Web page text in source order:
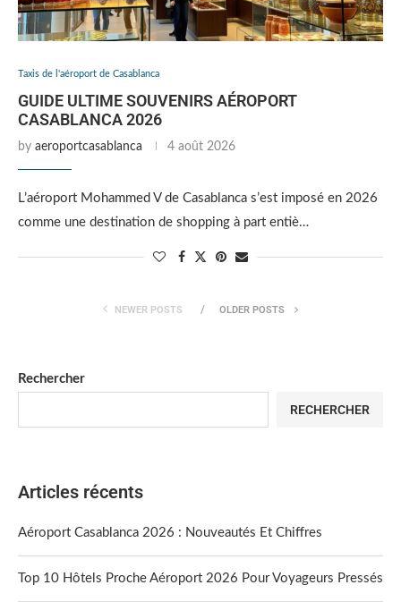
Taxis de l'aéroport de Casablanca
GUIDE ULTIME SOUVENIRS AÉROPORT
CASABLANCA 2026
by aeroportcasablanca 4 août 2026
L’aéroport Mohammed V de Casablanca s’est imposé en 2026
comme une destination de shopping à part entiè…
NEWER POSTS OLDER POSTS
Rechercher
RECHERCHER
Articles récents
Aéroport Casablanca 2026 : Nouveautés Et Chiffres
Top 10 Hôtels Proche Aéroport 2026 Pour Voyageurs Pressés